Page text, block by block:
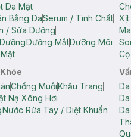
Da Mặt
Bằng DaSerum / Tinh Chất
/ Sữa Dưỡng
Dưỡng MắtDưỡng Môi
Chống MuỗiKhẩu Trang
Nạ Xông Hơi
Nước Rửa Tay / Diệt Khuẩn